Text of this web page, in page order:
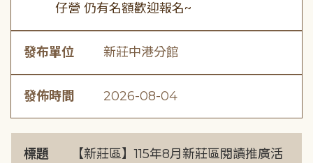
仔營 仍有名額歡迎報名~
發布單位 新莊中港分館
發佈時間 2026-08-04
標題
【新莊區】115年8月新莊區閱讀推廣活